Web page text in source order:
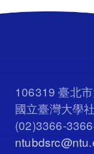
106319 臺北
國立臺灣大學
(02)3366-